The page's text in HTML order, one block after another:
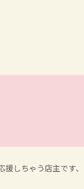
援しちゃう店主です